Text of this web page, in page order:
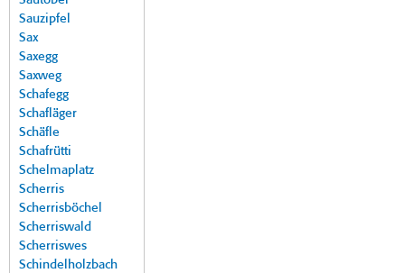
Sauzipfel
Sax
Saxegg
Saxweg
Schafegg
Schafläger
Schäfle
Schafrütti
Schelmaplatz
Scherris
Scherrisböchel
Scherriswald
Scherriswes
Schindelholzbach